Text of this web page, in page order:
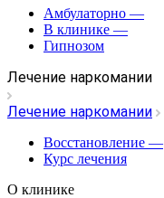
Амбулаторно —
В клинике —
Гипнозом
Лечение наркомании
Лечение наркомании
Восстановление —
Курс лечения
О клинике